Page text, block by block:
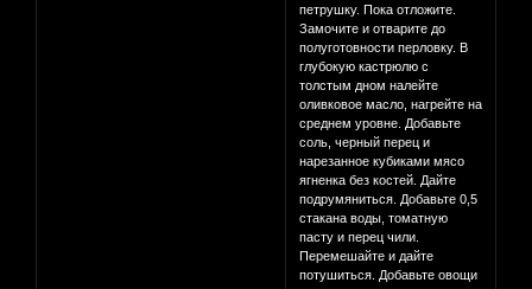
петрушку. Пока отложите.
Замочите и отварите до
полуготовности перловку. В
глубокую кастрюлю с
толстым дном налейте
оливковое масло, нагрейте на
среднем уровне. Добавьте
соль, черный перец и
нарезанное кубиками мясо
ягненка без костей. Дайте
подрумяниться. Добавьте 0,5
стакана воды, томатную
пасту и перец чили.
Перемешайте и дайте
потушиться. Добавьте овощи